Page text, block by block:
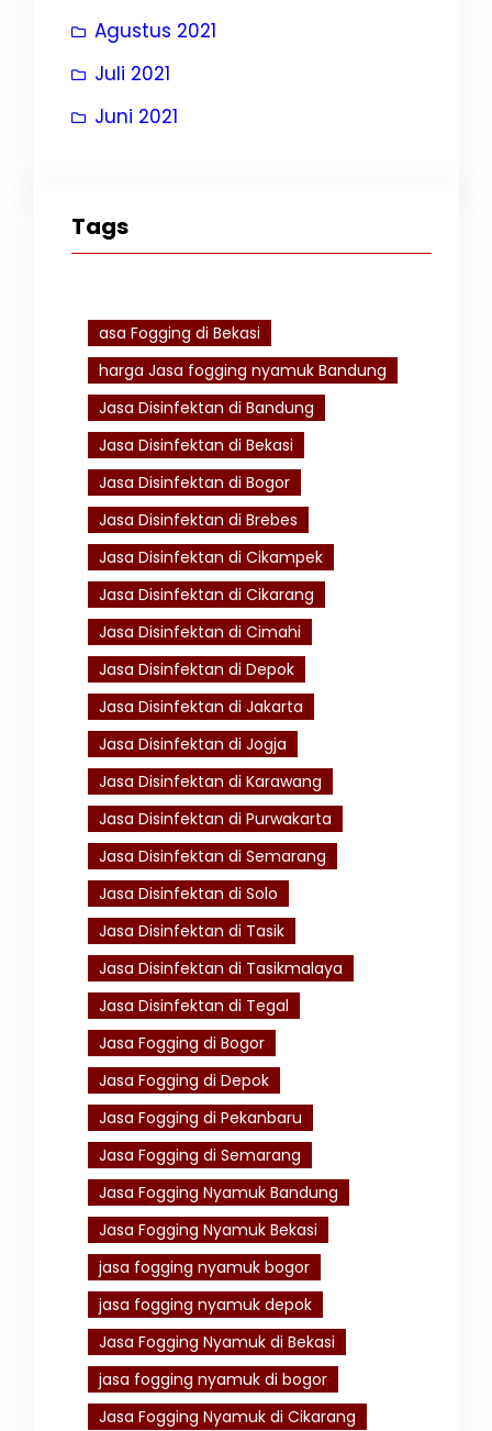
Agustus 2021
Juli 2021
Juni 2021
Tags
asa Fogging di Bekasi
harga Jasa fogging nyamuk Bandung
Jasa Disinfektan di Bandung
Jasa Disinfektan di Bekasi
Jasa Disinfektan di Bogor
Jasa Disinfektan di Brebes
Jasa Disinfektan di Cikampek
Jasa Disinfektan di Cikarang
Jasa Disinfektan di Cimahi
Jasa Disinfektan di Depok
Jasa Disinfektan di Jakarta
Jasa Disinfektan di Jogja
Jasa Disinfektan di Karawang
Jasa Disinfektan di Purwakarta
Jasa Disinfektan di Semarang
Jasa Disinfektan di Solo
Jasa Disinfektan di Tasik
Jasa Disinfektan di Tasikmalaya
Jasa Disinfektan di Tegal
Jasa Fogging di Bogor
Jasa Fogging di Depok
Jasa Fogging di Pekanbaru
Jasa Fogging di Semarang
Jasa Fogging Nyamuk Bandung
Jasa Fogging Nyamuk Bekasi
jasa fogging nyamuk bogor
jasa fogging nyamuk depok
Jasa Fogging Nyamuk di Bekasi
jasa fogging nyamuk di bogor
Jasa Fogging Nyamuk di Cikarang